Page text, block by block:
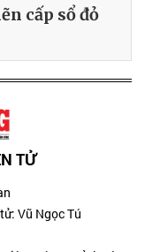
cấp sổ đỏ
TỬ
Vũ Ngọc Tú